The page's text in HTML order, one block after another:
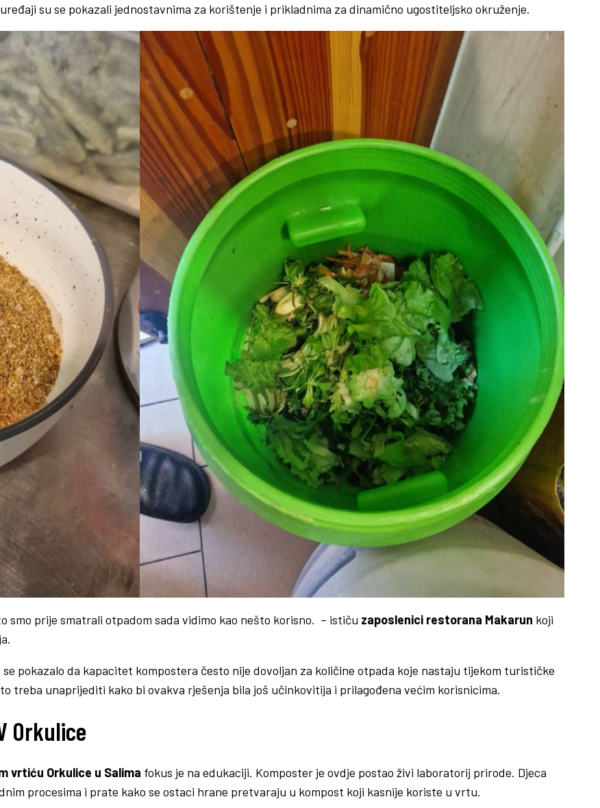
su se pokazali jednostavnima za korištenje i prikladnima za dinamično ugostiteljsko okruženje.
smo prije smatrali otpadom sada vidimo kao nešto korisno. – ističu zaposlenici restorana Makarun koji
pokazalo da kapacitet kompostera često nije dovoljan za količine otpada koje nastaju tijekom turističke
treba unaprijediti kako bi ovakva rješenja bila još učinkovitija i prilagođena većim korisnicima.
Orkulice
vrtiću Orkulice u Salima fokus je na edukaciji. Komposter je ovdje postao živi laboratorij prirode. Djeca
procesima i prate kako se ostaci hrane pretvaraju u kompost koji kasnije koriste u vrtu.